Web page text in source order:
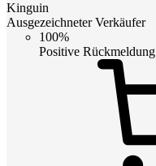
Kinguin
Ausgezeichneter Verkäufer
100%
Positive Rückmeldung